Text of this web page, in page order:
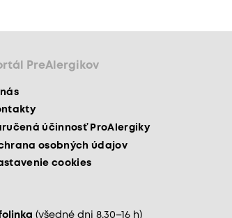
PreAlergikov
účinnosť ProAlergiky
osobných údajov
cookies
(všedné dni 8.30–16 h)